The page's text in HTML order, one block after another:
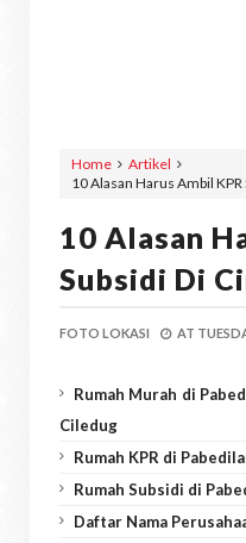
Home
Artikel
10 Alasan Harus Ambil
10 Alasan
Subsidi Di
FOTO LOKASI AT
Rumah Murah di
Ciledug
Rumah KPR di
Rumah Subsidi di
Daftar Nama